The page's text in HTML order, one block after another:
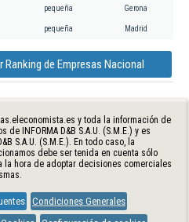
pequeña Gerona
pequeña Madrid
Ranking de Empresas Nacional
y toda la información de
INFORMA D&B S.A.U. (S.M.E.) y es
S.A.U. (S.M.E.). En todo caso, la
debe ser tenida en cuenta sólo
la hora de adoptar decisiones comerciales
Condiciones Generales